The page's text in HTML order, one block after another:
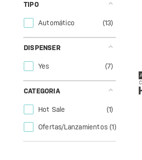
TIPO
Automático (13)
DISPENSER
Yes (7)
CATEGORIA
Hot Sale (1)
Ofertas/Lanzamientos(1)